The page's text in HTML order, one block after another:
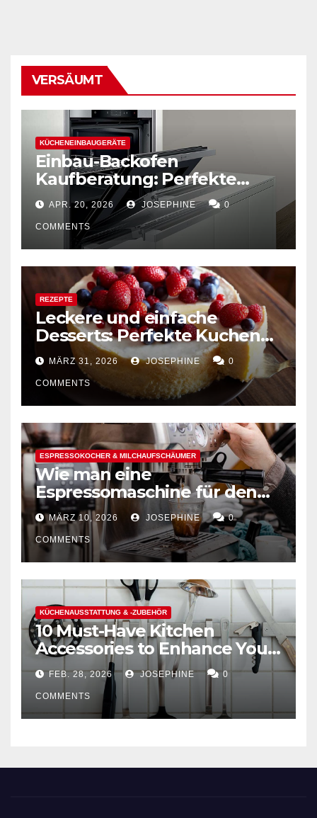
VERSÄUMT
KÜCHENEINBAUGERÄTE
Einbau-Backofen
Kaufberatung: Perfekte
Kombination von Funktion
und Design
APR. 20, 2026 JOSEPHINE 0
COMMENTS
REZEPTE
Leckere und einfache
Desserts: Perfekte Kuchen
mühelos backen
MÄRZ 31, 2026 JOSEPHINE 0
COMMENTS
ESPRESSOKOCHER & MILCHAUFSCHÄUMER
Wie man eine
Espressomaschine für den
Hausgebrauch auswählt
MÄRZ 10, 2026 JOSEPHINE 0
COMMENTS
KÜCHENAUSSTATTUNG & -ZUBEHÖR
10 Must-Have Kitchen
Accessories to Enhance Your
Cooking Efficiency
FEB. 28, 2026 JOSEPHINE 0
COMMENTS